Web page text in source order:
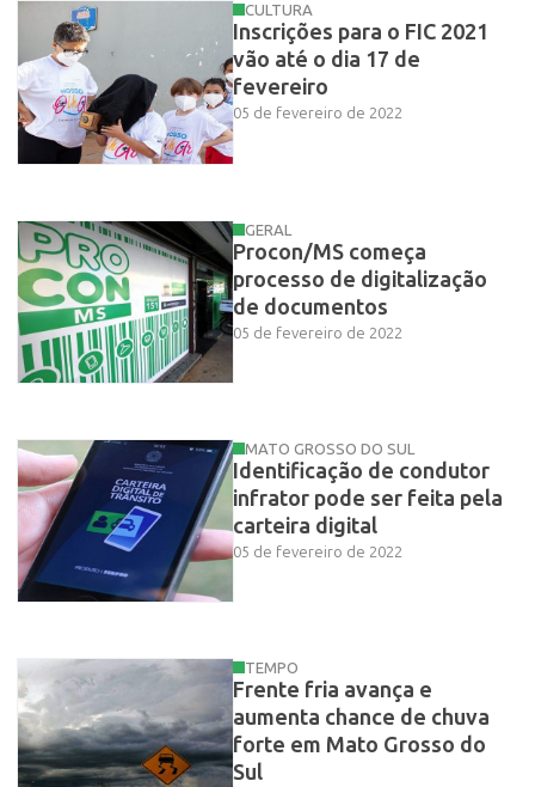
CULTURA
Inscrições para o FIC 2021
vão até o dia 17 de
fevereiro
05 de fevereiro de 2022
GERAL
Procon/MS começa
processo de digitalização
de documentos
05 de fevereiro de 2022
MATO GROSSO DO SUL
Identificação de condutor
infrator pode ser feita pela
carteira digital
05 de fevereiro de 2022
TEMPO
Frente fria avança e
aumenta chance de chuva
forte em Mato Grosso do
Sul